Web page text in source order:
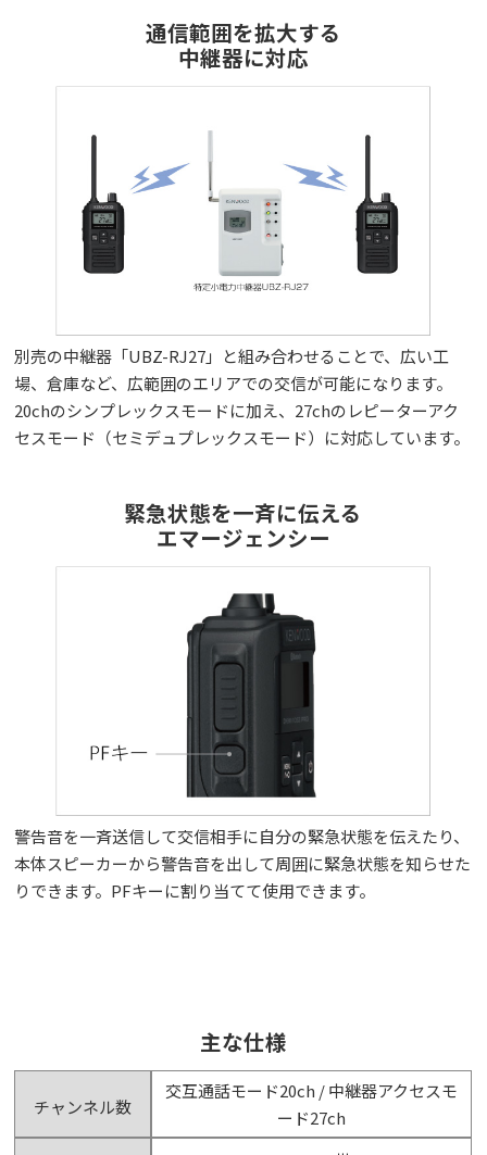
通信範囲を拡大する
中継器に対応
別売の中継器「UBZ-RJ27」と組み合わせることで、広い工
場、倉庫など、広範囲のエリアでの交信が可能になります。
20chのシンプレックスモードに加え、27chのレピーターアク
セスモード（セミデュプレックスモード）に対応しています。
緊急状態を一斉に伝える
エマージェンシー
警告音を一斉送信して交信相手に自分の緊急状態を伝えたり、
本体スピーカーから警告音を出して周囲に緊急状態を知らせた
りできます。PFキーに割り当てて使用できます。
主な仕様
チャンネル数
交互通話モード20ch / 中継器アクセスモ
ード27ch